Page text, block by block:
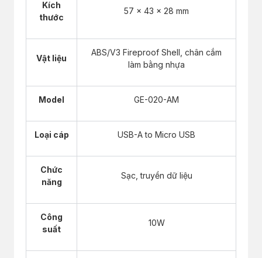
Kích
thước
57 x 43 x 28 mm
Vật liệu
ABS/V3 Fireproof Shell, chân cắm
làm bằng nhựa
Model GE-020-AM
Loại cáp USB-A to Micro USB
Chức
năng
Sạc, truyền dữ liệu
Công
suất
10W